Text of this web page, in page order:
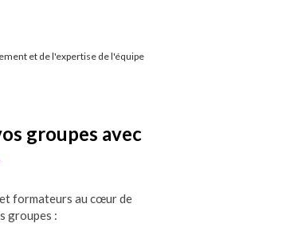
et de l'expertise de l'équipe
groupes avec
formateurs au cœur de
groupes :